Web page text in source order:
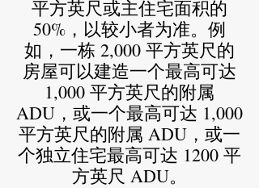
平方英尺或主住宅面积的
50%，以较小者为准。例
如，一栋 2,000 平方英尺的
房屋可以建造一个最高可达
1,000 平方英尺的附属
ADU，或一个最高可达 1,000
平方英尺的附属 ADU，或一
个独立住宅最高可达 1200 平
方英尺 ADU。